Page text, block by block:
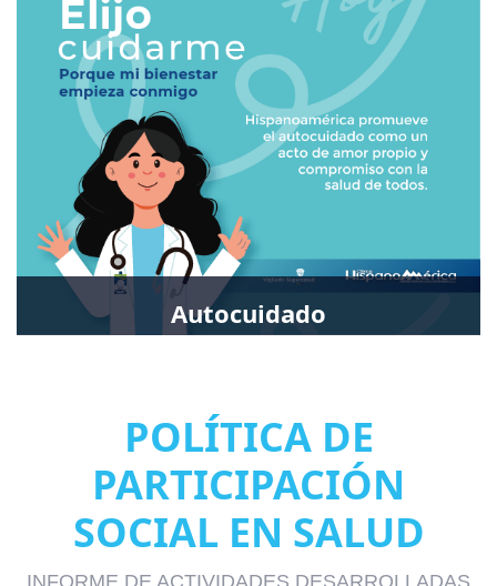
Autocuidado
POLÍTICA DE
PARTICIPACIÓN
SOCIAL EN SALUD
INFORME DE ACTIVIDADES DESARROLLADAS